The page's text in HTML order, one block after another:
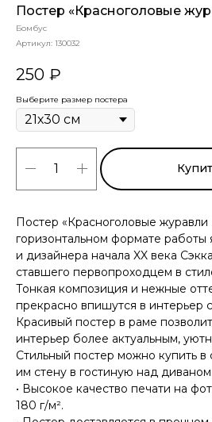
Постер «Красноголовые
Бомбус
Артикул: 130032
250 ₽
Выберите размер постера
Постер «Красноголовые
горизонтальном формате работы
и дизайнера начала XX века
ставшего первопроходцем в
Тонкая композиция и нежные
прекрасно впишутся в интерьер
Красивый постер в раме
интерьер более актуальным,
Стильный постер можно купить в
им стену в гостиную над диваном.
• Высокое качество печати на
180 г/м².